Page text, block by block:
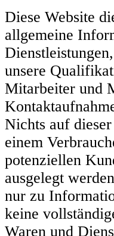
Diese Website
allgemeine
unsere
Mitarbeiter und
Nichts auf
einem
potenziellen
ausgelegt
nur zu
keine
Waren und